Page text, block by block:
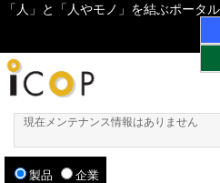
「人」と「人やモノ」を結ぶポータ
現在メンテナンス情報はありません
製品 企業